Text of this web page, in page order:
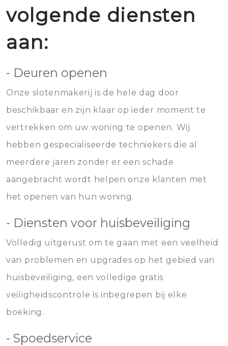
volgende diensten
aan:
- Deuren openen
Onze slotenmakerij is de hele dag door
beschikbaar en zijn klaar op ieder moment te
vertrekken om uw woning te openen. Wij
hebben gespecialiseerde techniekers die al
meerdere jaren zonder er een schade
aangebracht wordt helpen onze klanten met
het openen van hun woning.
- Diensten voor huisbeveiliging
Volledig uitgerust om te gaan met een veelheid
van problemen en upgrades op het gebied van
huisbeveiliging, een volledige gratis
veiligheidscontrole is inbegrepen bij elke
boeking.
- Spoedservice